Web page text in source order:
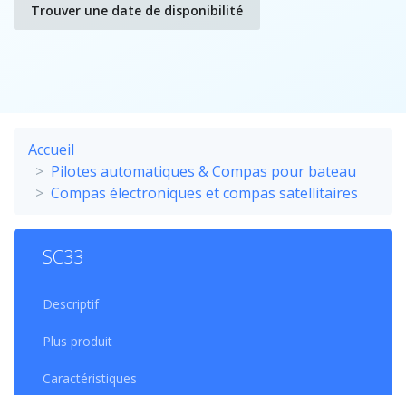
Trouver une date de disponibilité
Accueil
Pilotes automatiques & Compas pour bateau
Compas électroniques et compas satellitaires
SC33
Descriptif
Plus produit
Caractéristiques